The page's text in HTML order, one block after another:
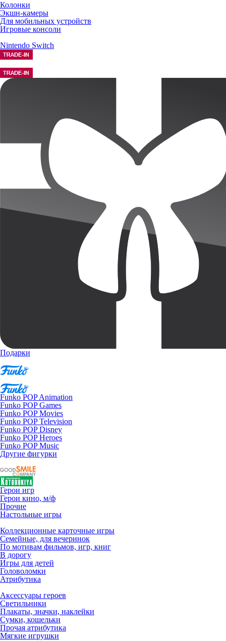
Колонки
Экшн-камеры
Для мобильных устройств
Игровые консоли
Nintendo Switch
Подарки
Funko POP Animation
Funko POP Games
Funko POP Movies
Funko POP Television
Funko POP Disney
Funko POP Heroes
Funko POP Music
Другие фигурки
Герои игр
Герои кино, м/ф
Прочие
Настольные игры
Коллекционные карточные игры
Семейные, для вечеринок
По мотивам фильмов, игр, книг
В дорогу
Игры для детей
Головоломки
Атрибутика
Аксессуары героев
Светильники
Плакаты, значки, наклейки
Сумки, кошельки
Прочая атрибутика
Мягкие игрушки